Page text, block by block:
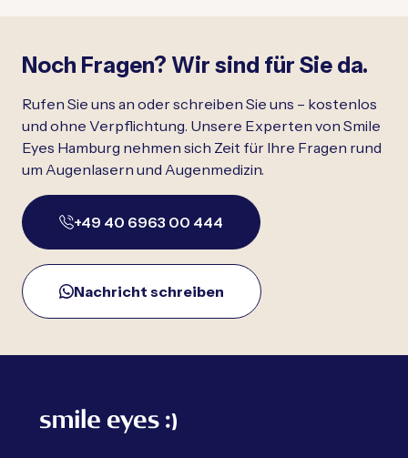
Noch Fragen? Wir sind für Sie da.
Rufen Sie uns an oder schreiben Sie uns – kostenlos
und ohne Verpflichtung. Unsere Experten von Smile
Eyes Hamburg nehmen sich Zeit für Ihre Fragen rund
um Augenlasern und Augenmedizin.
+49 40 6963 00 444
Nachricht schreiben